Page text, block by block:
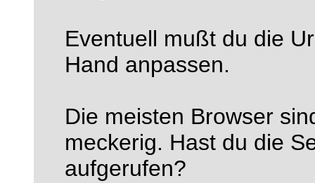
Eventuell mußt du die
Hand anpassen.
Die meisten Browser
meckerig. Hast du die
aufgerufen?